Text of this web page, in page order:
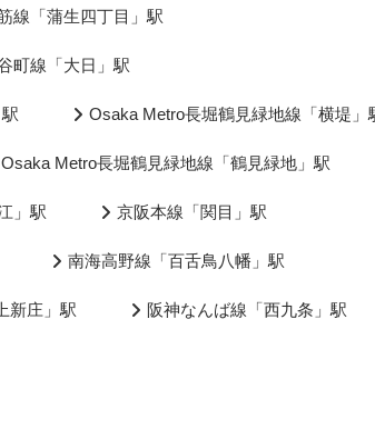
線「蒲生四丁目」駅
町線「大日」駅
Osaka Metro長堀鶴見緑地線「横堤」
Osaka Metro長堀鶴見緑地線「鶴見緑地」駅
」駅 京阪本線「関目」駅
南海高野線「百舌鳥八幡」駅
新庄」駅 阪神なんば線「西九条」駅